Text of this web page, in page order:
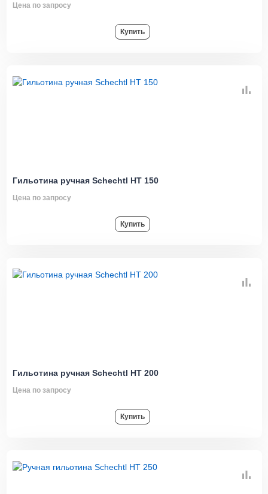
Цена по запросу
Купить
Гильотина ручная Schechtl HT 150
Цена по запросу
Купить
Гильотина ручная Schechtl HT 200
Цена по запросу
Купить